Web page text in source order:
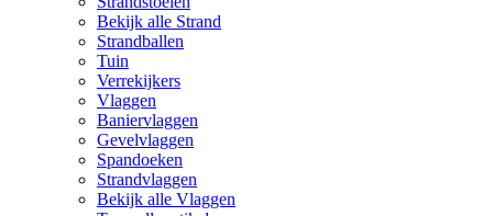
Bekijk alle Strand
Strandballen
Tuin
Verrekijkers
Vlaggen
Baniervlaggen
Gevelvlaggen
Spandoeken
Strandvlaggen
Bekijk alle Vlaggen